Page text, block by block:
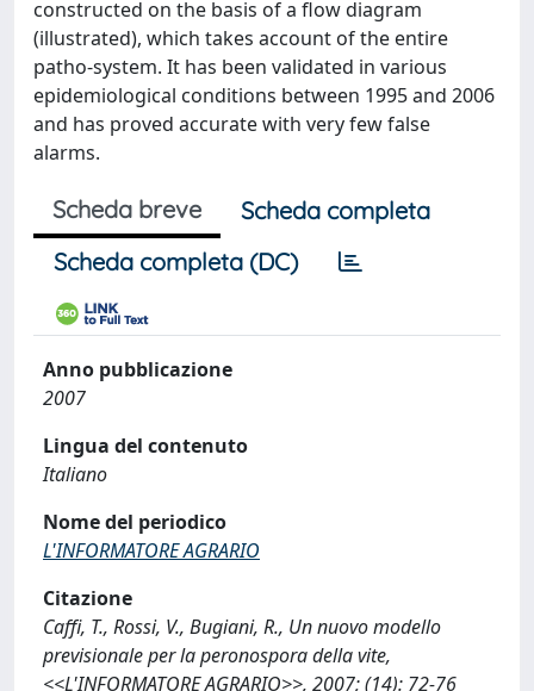
constructed on the basis of a flow diagram
(illustrated), which takes account of the entire
patho-system. It has been validated in various
epidemiological conditions between 1995 and 2006
and has proved accurate with very few false
alarms.
Scheda breve
Scheda completa
Scheda completa (DC)
Anno pubblicazione
2007
Lingua del contenuto
Italiano
Nome del periodico
L'INFORMATORE AGRARIO
Citazione
Caffi, T., Rossi, V., Bugiani, R., Un nuovo modello
previsionale per la peronospora della vite,
<<L'INFORMATORE AGRARIO>>, 2007; (14): 72-76